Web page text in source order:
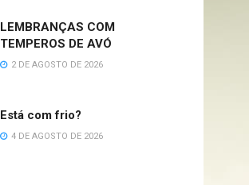
LEMBRANÇAS COM
TEMPEROS DE AVÓ
2 DE AGOSTO DE 2026
Está com frio?
4 DE AGOSTO DE 2026